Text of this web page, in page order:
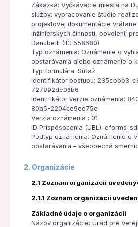
Zákazka: Vyčkávacie miesta na
služby: vypracovanie štúdie
projektovej dokumentácie vrátane
inžinierskych činností, povolení;
Danube II (ID: 558680)
Typ oznámenia: Oznámenie o
obstarávania alebo oznámenie o
Typ formulára: Súťaž
Identifikátor postupu: 235cbbb3-
727892dc06b6
Identifikátor verzie oznámenia:
80a5-2204be9ee75e
Verzia oznámenia : 01
ID Prispôsobenia (UBL): eforms-
Podtyp oznámenia: Oznámenie o
obstarávania – všeobecná
2. Organizácie
2.1 Zoznam organizácii
2.1.1 Zoznam organizácii
Základné údaje o organizácii
Názov organizácie: Úrad pre